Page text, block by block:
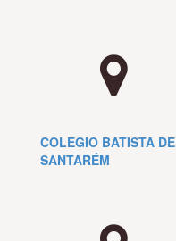
COLEGIO BATISTA DE
SANTARÉM